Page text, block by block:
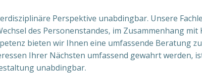
Perspektive unabdingbar. Unsere
des Personenstandes, im Zusammenhang mit
bieten wir Ihnen eine umfassende Beratung
Ihrer Nächsten umfassend gewahrt werden,
unabdingbar.